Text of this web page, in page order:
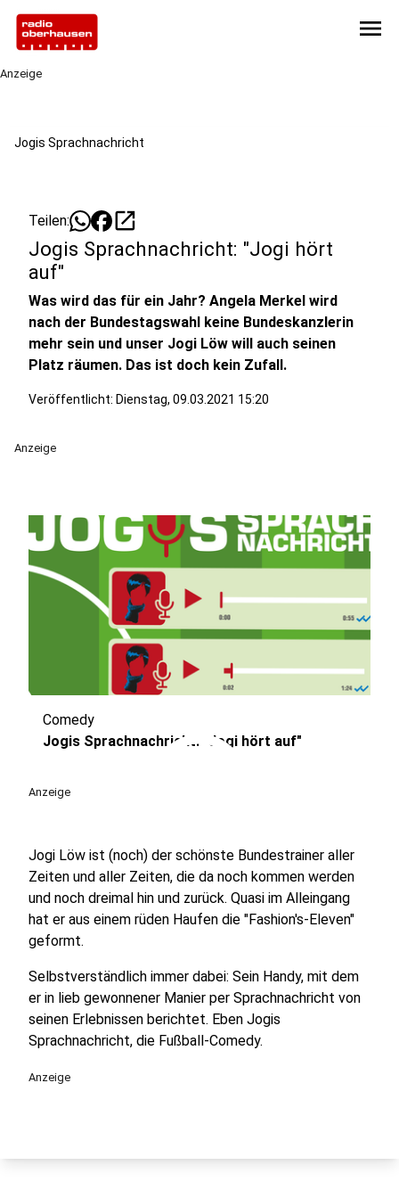
menu
Anzeige
Jogis Sprachnachricht
Teilen: open_in_new
Jogis Sprachnachricht: "Jogi hört
auf"
Was wird das für ein Jahr? Angela Merkel wird
nach der Bundestagswahl keine Bundeskanzlerin
mehr sein und unser Jogi Löw will auch seinen
Platz räumen. Das ist doch kein Zufall.
Veröffentlicht: Dienstag, 09.03.2021 15:20
Anzeige
play_circle
Comedy
Jogis Sprachnachricht: "Jogi hört auf"
Anzeige
Jogi Löw ist (noch) der schönste Bundestrainer aller
Zeiten und aller Zeiten, die da noch kommen werden
und noch dreimal hin und zurück. Quasi im Alleingang
hat er aus einem rüden Haufen die "Fashion's-Eleven"
geformt.
Selbstverständlich immer dabei: Sein Handy, mit dem
er in lieb gewonnener Manier per Sprachnachricht von
seinen Erlebnissen berichtet. Eben Jogis
Sprachnachricht, die Fußball-Comedy.
Anzeige